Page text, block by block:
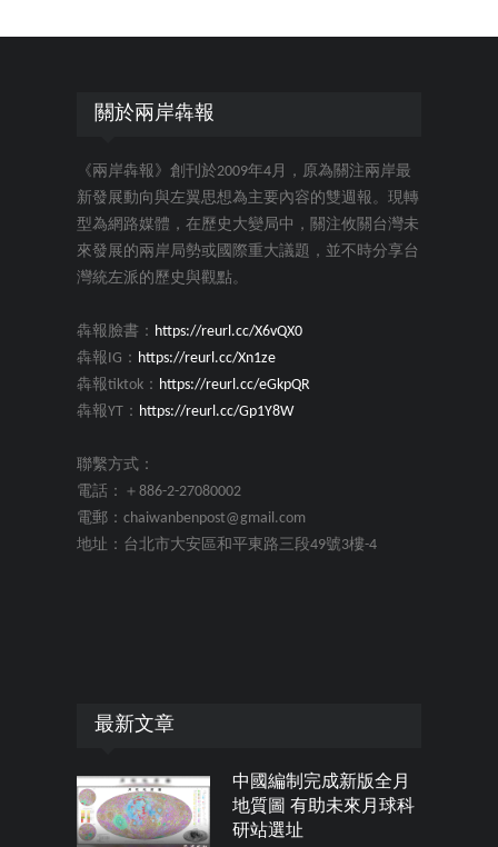
關於兩岸犇報
《兩岸犇報》創刊於2009年4月，原為關注兩岸最
新發展動向與左翼思想為主要內容的雙週報。現轉
型為網路媒體，在歷史大變局中，關注攸關台灣未
來發展的兩岸局勢或國際重大議題，並不時分享台
灣統左派的歷史與觀點。
犇報臉書： https://reurl.cc/X6vQX0
犇報IG： https://reurl.cc/Xn1ze
犇報tiktok： https://reurl.cc/eGkpQR
犇報YT： https://reurl.cc/Gp1Y8W
聯繫方式：
電話：＋886-2-27080002
電郵：chaiwanbenpost@gmail.com
地址：台北市大安區和平東路三段49號3樓-4
最新文章
中國編制完成新版全月
地質圖 有助未來月球科
研站選址